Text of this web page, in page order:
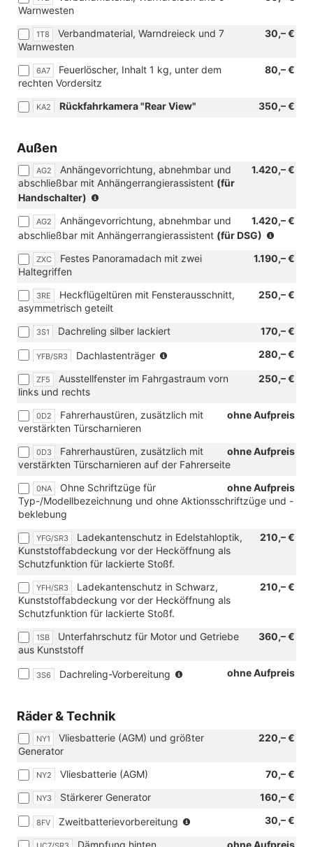
Warnwesten
1T8 30,– €
Verbandmaterial, Warndreieck und 7
Warnwesten
6A7 80,– €
Feuerlöscher, Inhalt 1 kg, unter dem
rechten Vordersitz
KA2 350,– €
Rückfahrkamera "Rear View"
Außen
AG2 1.420,– €
Anhängevorrichtung, abnehmbar und
abschließbar mit Anhängerrangierassistent (für
Handschalter)
Verbindung
mit
Rückfahrkamera
View"
und
[ZWD]
Parklenkassistent
Car2X)
AG2 1.420,– €
Anhängevorrichtung, abnehmbar und
abschließbar mit Anhängerrangierassistent (für DSG)
View"
und
[ZWB]
ZXC 1.190,– €
Festes Panoramadach mit zwei
Haltegriffen
3RE 250,– €
Heckflügeltüren mit Fensterausschnitt,
asymmetrisch geteilt
3S1 170,– €
Dachreling silber lackiert
YFB/SR3 280,– €
Dachlastenträger
Verbindung
Dachreling-
ZF5 250,– €
Ausstellfenster im Fahrgastraum vorn
links und rechts
0D2 ohne Aufpreis
Fahrerhaustüren, zusätzlich mit
verstärkten Türscharnieren
0D3 ohne Aufpreis
Fahrerhaustüren, zusätzlich mit
verstärkten Türscharnieren auf der Fahrerseite
0NA ohne Aufpreis
Ohne Schriftzüge für
Typ-/Modellbezeichnung und ohne Aktionsschriftzüge und -
beklebung
YFG/SR3 210,– €
Ladekantenschutz in Edelstahloptik,
Kunststoffabdeckung vor der Hecköffnung als
Schutzfunktion für lackierte Stoßf.
YFH/SR3 210,– €
Ladekantenschutz in Schwarz,
Kunststoffabdeckung vor der Hecköffnung als
Schutzfunktion für lackierte Stoßf.
1SB 360,– €
Unterfahrschutz für Motor und Getriebe
aus Kunststoff
3S6 ohne Aufpreis
Dachreling-Vorbereitung
Räder & Technik
NY1 220,– €
Vliesbatterie (AGM) und größter
Generator
NY2 70,– €
Vliesbatterie (AGM)
NY3 160,– €
Stärkerer Generator
8FV 30,– €
Zweitbatterievorbereitung
ohne Aufpreis
Dämpfung hinten,